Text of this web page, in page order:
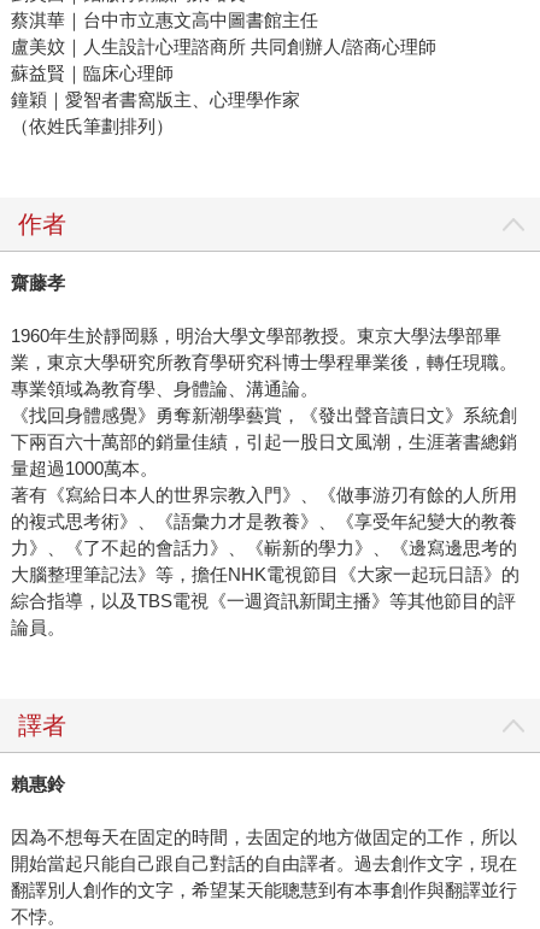
蔡淇華｜台中市立惠文高中圖書館主任
盧美妏｜人生設計心理諮商所 共同創辦人/諮商心理師
蘇益賢｜臨床心理師
鐘穎｜愛智者書窩版主、心理學作家
（依姓氏筆劃排列）
作者
齋藤孝
1960年生於靜岡縣，明治大學文學部教授。東京大學法學部畢
業，東京大學研究所教育學研究科博士學程畢業後，轉任現職。
專業領域為教育學、身體論、溝通論。
《找回身體感覺》勇奪新潮學藝賞，《發出聲音讀日文》系統創
下兩百六十萬部的銷量佳績，引起一股日文風潮，生涯著書總銷
量超過1000萬本。
著有《寫給日本人的世界宗教入門》、《做事游刃有餘的人所用
的複式思考術》、《語彙力才是教養》、《享受年紀變大的教養
力》、《了不起的會話力》、《嶄新的學力》、《邊寫邊思考的
大腦整理筆記法》等，擔任NHK電視節目《大家一起玩日語》的
綜合指導，以及TBS電視《一週資訊新聞主播》等其他節目的評
論員。
譯者
賴惠鈴
因為不想每天在固定的時間，去固定的地方做固定的工作，所以
開始當起只能自己跟自己對話的自由譯者。過去創作文字，現在
翻譯別人創作的文字，希望某天能聰慧到有本事創作與翻譯並行
不悖。